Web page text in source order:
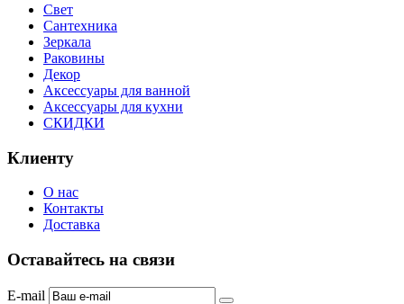
Свет
Сантехника
Зеркала
Раковины
Декор
Аксессуары для ванной
Аксессуары для кухни
СКИДКИ
Клиенту
О нас
Контакты
Доставка
Оставайтесь на связи
E-mail